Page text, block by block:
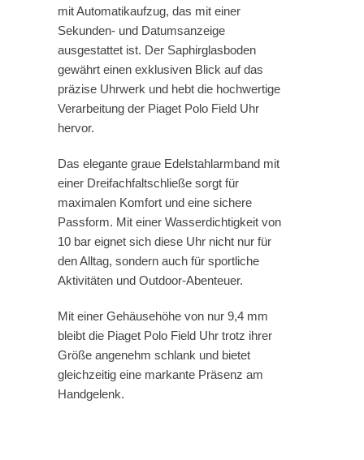
mit Automatikaufzug, das mit einer
Sekunden- und Datumsanzeige
ausgestattet ist. Der Saphirglasboden
gewährt einen exklusiven Blick auf das
präzise Uhrwerk und hebt die hochwertige
Verarbeitung der Piaget Polo Field Uhr
hervor.
Das elegante graue Edelstahlarmband mit
einer Dreifachfaltschließe sorgt für
maximalen Komfort und eine sichere
Passform. Mit einer Wasserdichtigkeit von
10 bar eignet sich diese Uhr nicht nur für
den Alltag, sondern auch für sportliche
Aktivitäten und Outdoor-Abenteuer.
Mit einer Gehäusehöhe von nur 9,4 mm
bleibt die Piaget Polo Field Uhr trotz ihrer
Größe angenehm schlank und bietet
gleichzeitig eine markante Präsenz am
Handgelenk.